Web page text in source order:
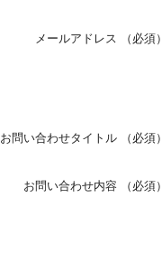
メールアドレス （必須）
お問い合わせタイトル （必須）
お問い合わせ内容 （必須）